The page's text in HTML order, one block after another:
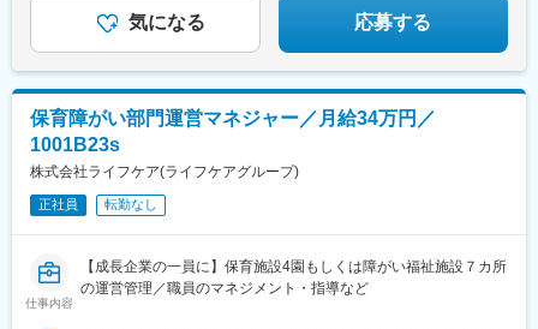
気になる 応募する
保育障がい部門運営マネジャー／月給34万円／
1001B23s
株式会社ライフケア(ライフケアグループ)
正社員 転勤なし
仕事内容
【成長企業の一員に】保育施設4園もしくは障がい福祉施設７カ所
の運営管理／職員のマネジメント・指導など